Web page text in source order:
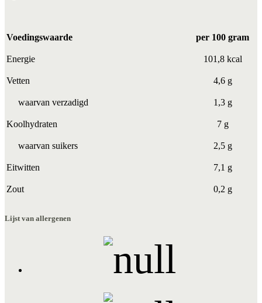
Voedingswaarde per 100 gram
Energie 101,8 kcal
Vetten 4,6 g
waarvan verzadigd 1,3 g
Koolhydraten 7 g
waarvan suikers 2,5 g
Eitwitten 7,1 g
Zout 0,2 g
Lijst van allergenen